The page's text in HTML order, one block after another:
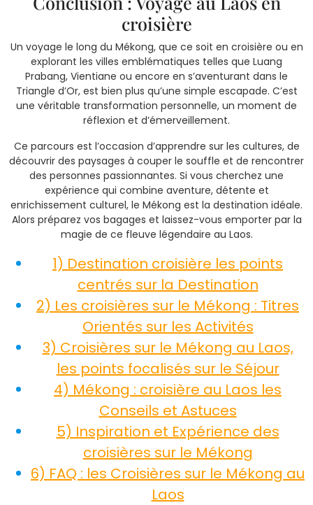
croisière
Un voyage le long du Mékong, que ce soit en croisière ou en
explorant les villes emblématiques telles que Luang
Prabang, Vientiane ou encore en s’aventurant dans le
Triangle d’Or, est bien plus qu’une simple escapade. C’est
une véritable transformation personnelle, un moment de
réflexion et d’émerveillement.
Ce parcours est l’occasion d’apprendre sur les cultures, de
découvrir des paysages à couper le souffle et de rencontrer
des personnes passionnantes. Si vous cherchez une
expérience qui combine aventure, détente et
enrichissement culturel, le Mékong est la destination idéale.
Alors préparez vos bagages et laissez-vous emporter par la
magie de ce fleuve légendaire au Laos.
1) Destination croisière les points
centrés sur la Destination
2) Les croisières sur le Mékong : Titres
Orientés sur les Activités
3) Croisières sur le Mékong au Laos,
les points focalisés sur le Séjour
4) Mékong : croisière au Laos les
Conseils et Astuces
5) Inspiration et Expérience des
croisières sur le Mékong
6) FAQ : les Croisières sur le Mékong au
Laos